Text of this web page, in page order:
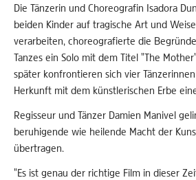
Die Tänzerin und Choreografin Isadora
beiden Kinder auf tragische Art und
verarbeiten, choreografierte die
Tanzes ein Solo mit dem Titel "The
später konfrontieren sich vier
Herkunft mit dem künstlerischen Erbe
Regisseur und Tänzer Damien Manivel
beruhigende wie heilende Macht der
übertragen.
"Es ist genau der richtige Film in dieser